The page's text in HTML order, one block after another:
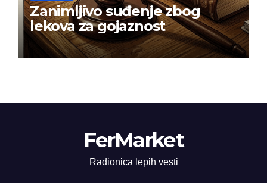
Zanimljivo suđenje zbog
lekova za gojaznost
FerMarket
Radionica lepih vesti